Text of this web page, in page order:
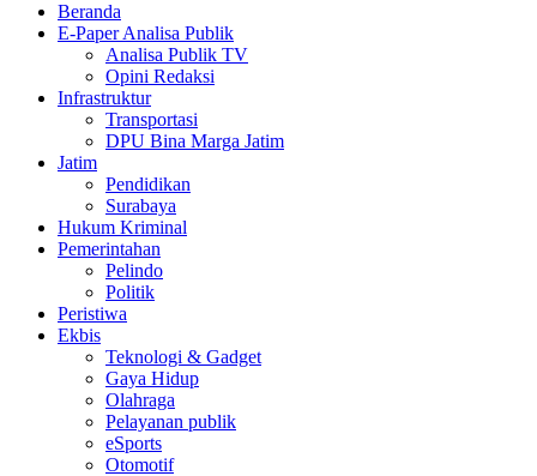
Beranda
E-Paper Analisa Publik
Analisa Publik TV
Opini Redaksi
Infrastruktur
Transportasi
DPU Bina Marga Jatim
Jatim
Pendidikan
Surabaya
Hukum Kriminal
Pemerintahan
Pelindo
Politik
Peristiwa
Ekbis
Teknologi & Gadget
Gaya Hidup
Olahraga
Pelayanan publik
eSports
Otomotif